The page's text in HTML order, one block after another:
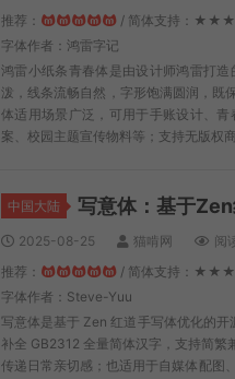
推荐：
/ 简体支持：
字体作者：鸿雷字记
鸿雷小纸条青春体是由设计师鸿雷打
泼，线条流畅自然，字形饱满圆润，既
体适用场景广泛，可用于手账设计、
案、校园主题宣传物料等；支持无版权
中国大陆 写意体：基于
2025-08-25 猫啃网 阅
推荐：
/ 简体支持：
字体作者：Steve-Yuu
写意体是基于 Zen 红道手写体优化的
补全 GB2312 全量简体汉字，支持简繁
传递日常亲切感；也适用于自媒体配图